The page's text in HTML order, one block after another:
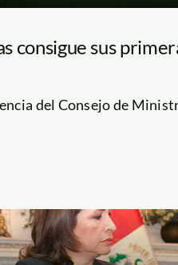
consigue sus
del Consejo de